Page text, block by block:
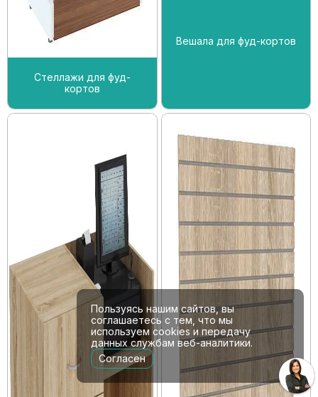
Стеллажи для фуд-
кортов
Вешала для фуд-кортов
Пользуясь нашим сайтов, вы
соглашаетесь с тем, что мы
используем cookies и передачу
данных службам веб-аналитики.
Согласен